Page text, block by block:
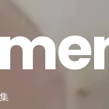
e
集